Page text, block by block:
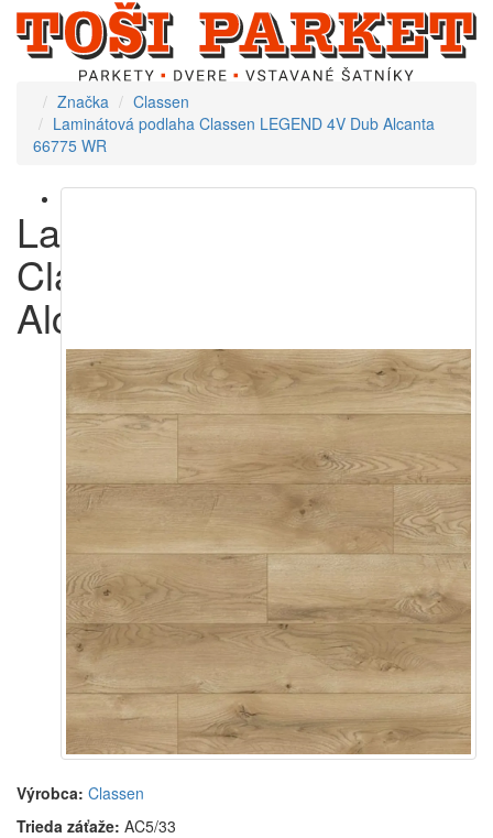
Značka
Classen
Laminátová podlaha Classen LEGEND 4V Dub Alcanta
66775 WR
Laminátová podlaha
Classen LEGEND 4V Dub
Alcanta 66775 WR
Výrobca: Classen
Trieda záťaže: AC5/33